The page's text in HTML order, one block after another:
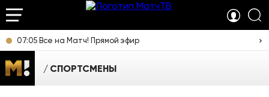
07:05 Все на Матч! Прямой эфир
СПОРТСМЕНЫ